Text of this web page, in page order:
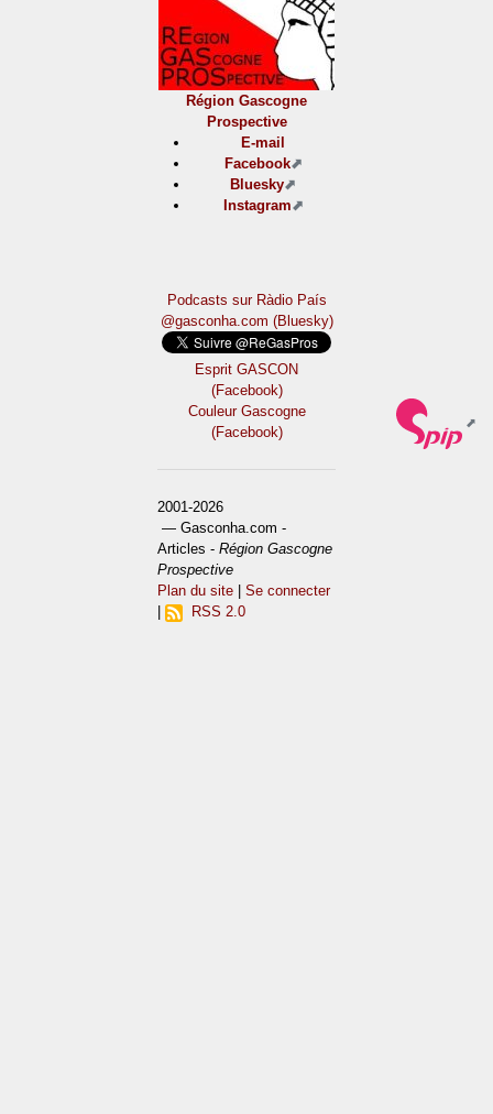
Région Gascogne
Prospective
E-mail
Facebook
Bluesky
Instagram
Podcasts sur Ràdio País
@gasconha.com (Bluesky)
Esprit GASCON
(Facebook)
Couleur Gascogne
(Facebook)
2001-2026
— Gasconha.com -
Articles -Région Gascogne
Prospective
Plan du site |Se connecter
|
RSS 2.0